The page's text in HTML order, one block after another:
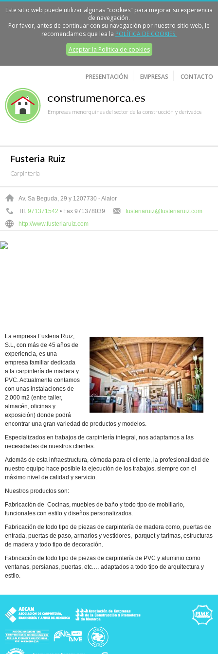
Este sitio web puede utilizar algunas "cookies" para mejorar su experiencia
de navegación.
Por favor, antes de continuar con su navegación por nuestro sitio web, le
recomendamos que lea la POLÍTICA DE COOKIES.
Aceptar la Política de cookies
Empresas menorquinas del sector de la construcción y derivados
PRESENTACIÓN EMPRESAS CONTACTO
Fusteria Ruiz
Carpintería
Av. Sa Beguda, 29 y 1207730 - Alaior
Tlf. 971371542 • Fax 971378039
fusteriaruiz@fusteriaruiz.com
http://www.fusteriaruiz.com
La empresa Fusteria Ruiz,
S.L, con más de 45 años de
experiencia, es una
empresa familiar dedicada
a la carpintería de madera y
PVC. Actualmente contamos
con unas instalaciones de
2.000 m2 (entre taller,
almacén, oficinas y
exposición) donde podrá
encontrar una gran variedad de productos y modelos.
Especializados en trabajos de carpintería integral, nos adaptamos a las
necesidades de nuestros clientes.
Además de esta infraestructura, cómoda para el cliente, la profesionalidad de
nuestro equipo hace posible la ejecución de los trabajos, siempre con el
máximo nivel de calidad y servicio.
Nuestros productos son:
Fabricación de Cocinas, muebles de baño y todo tipo de mobiliario,
funcionales con estilo y diseños personalizados.
Fabricación de todo tipo de piezas de carpintería de madera como, puertas de
entrada, puertas de paso, armarios y vestidores, parquet y tarimas, estructuras
de madera y todo tipo de decoración.
Fabricación de todo tipo de piezas de carpintería de PVC y aluminio como
ventanas, persianas, puertas, etc.… adaptados a todo tipo de arquitectura y
estilo.